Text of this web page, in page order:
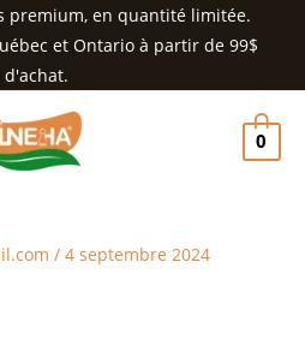
premium, en quantité limitée.
et Ontario à partir de 99$
d'achat.
0
/4 septembre 2024